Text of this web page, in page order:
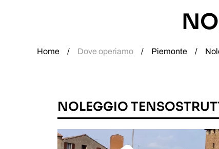
Home Dove operiamo Piemonte
NOLEGGIO